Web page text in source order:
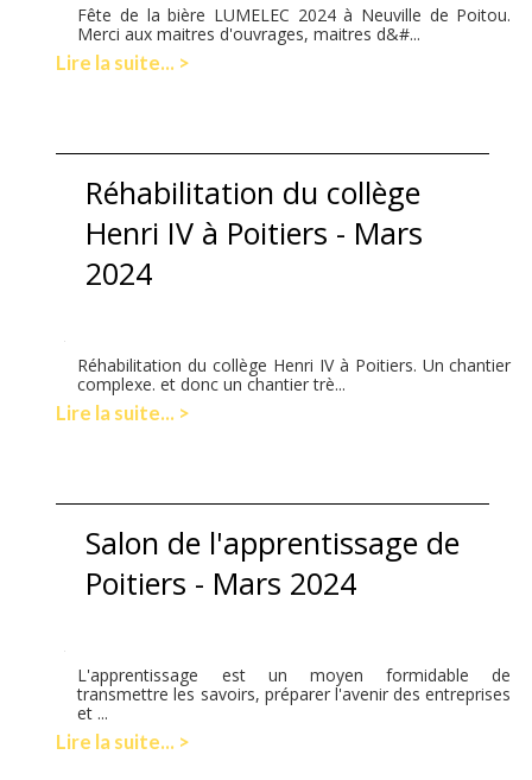
Fête de la bière LUMELEC 2024 à Neuville de Poitou.
Merci aux maitres d'ouvrages, maitres d&#...
Lire la suite... >
Réhabilitation du collège
Henri IV à Poitiers - Mars
2024
Réhabilitation du collège Henri IV à Poitiers. Un chantier
complexe. et donc un chantier trè...
Lire la suite... >
Salon de l'apprentissage de
Poitiers - Mars 2024
L'apprentissage est un moyen formidable de
transmettre les savoirs, préparer l'avenir des entreprises
et ...
Lire la suite... >